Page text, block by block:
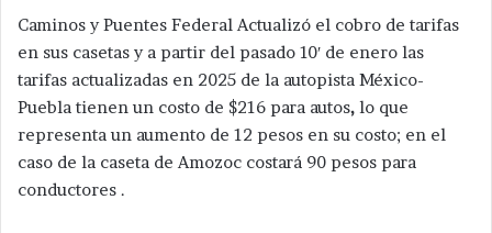
Caminos y Puentes Federal Actualizó el cobro de tarifas
en sus casetas y a partir del pasado 10′ de enero las
tarifas actualizadas en 2025 de la autopista México-
Puebla tienen un costo de $216 para autos, lo que
representa un aumento de 12 pesos en su costo; en el
caso de la caseta de Amozoc costará 90 pesos para
conductores .